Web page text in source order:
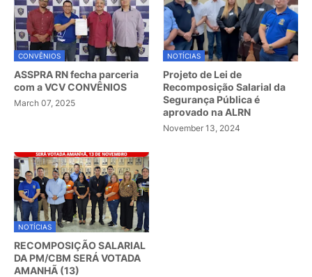
CONVÊNIOS
ASSPRA RN fecha parceria
com a VCV CONVÊNIOS
March 07, 2025
NOTÍCIAS
Projeto de Lei de
Recomposição Salarial da
Segurança Pública é
aprovado na ALRN
November 13, 2024
NOTÍCIAS
RECOMPOSIÇÃO SALARIAL
DA PM/CBM SERÁ VOTADA
AMANHÃ (13)